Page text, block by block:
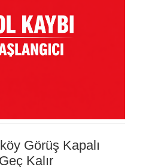
Görüş Kapalı
Kalır